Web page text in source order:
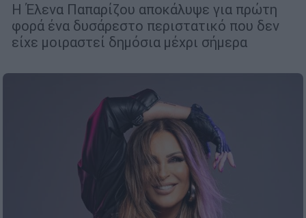
Η Έλενα Παπαρίζου αποκάλυψε για πρώτη
φορά ένα δυσάρεστο περιστατικό που δεν
είχε μοιραστεί δημόσια μέχρι σήμερα